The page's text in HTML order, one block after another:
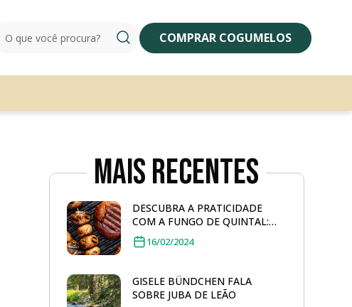
COMPRAR COGUMELOS
Mais Recentes
DESCUBRA A PRATICIDADE
COM A FUNGO DE QUINTAL:
COGUMELO PORTOBELLO
GRELHADO
16/02/2024
GISELE BÜNDCHEN FALA
SOBRE JUBA DE LEÃO